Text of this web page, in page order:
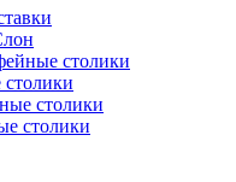
столики
столики
столики